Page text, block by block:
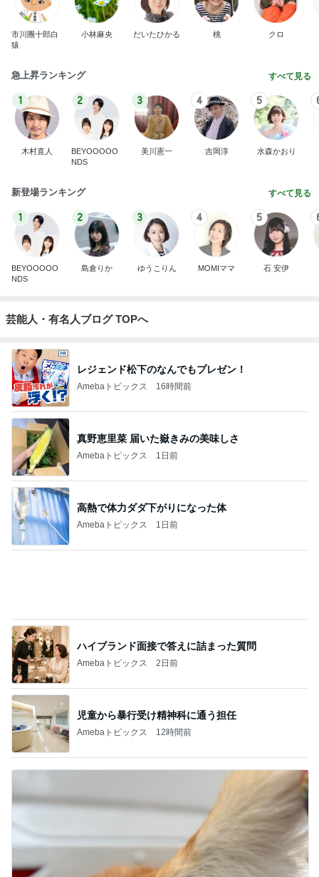
市川團十郎白
猿
小林麻央 だいたひかる 桃 クロ
急上昇ランキング すべて見る
1
木村直人
2
BEYOOOOO
NDS
3
美川憲一
4
吉岡淳
5
水森かおり
新登場ランキング すべて見る
1
BEYOOOOO
NDS
2
島倉りか
3
ゆうこりん
4
MOMIママ
5
石 安伊
芸能人・有名人ブログ TOPへ
レジェンド松下のなんでもプレゼン！
Amebaトピックス 16時間前
真野恵里菜 届いた嶽きみの美味しさ
Amebaトピックス 1日前
高熱で体力ダダ下がりになった体
Amebaトピックス 1日前
児童から暴行受け精神科に通う担任
Amebaトピックス 12時間前
犬生初めてのプロシャンでのもも尻